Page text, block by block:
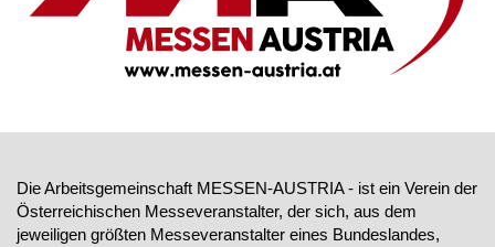
Die Arbeitsgemeinschaft MESSEN-AUSTRIA - ist ein Verein der
Österreichischen Messeveranstalter, der sich, aus dem
jeweiligen größten Messeveranstalter eines Bundeslandes,